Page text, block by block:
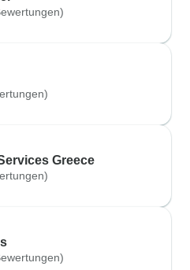
Greece